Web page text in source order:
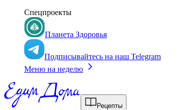
Спецпроекты
Планета Здоровья
Подписывайтесь на наш Telegram
Меню на неделю
Рецепты